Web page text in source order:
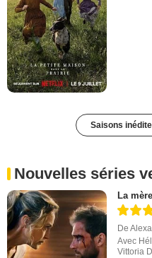
Saisons
Nouvelles séries
La
De
Avec
Vittoria